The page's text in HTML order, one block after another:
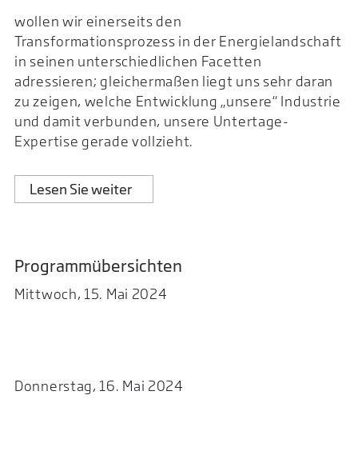
wollen wir einerseits den
Transformationsprozess in der Energielandschaft
in seinen unterschiedlichen Facetten
adressieren; gleichermaßen liegt uns sehr daran
zu zeigen, welche Entwicklung „unsere“ Industrie
und damit verbunden, unsere Untertage-
Expertise gerade vollzieht.
Lesen Sie weiter
Programmübersichten
Mittwoch, 15. Mai 2024
Donnerstag, 16. Mai 2024